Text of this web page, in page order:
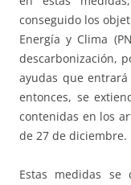
conseguido los
Energía y Clima
descarbonización,
ayudas que
entonces, se
contenidas en los
de 27 de diciembre.
Estas medidas